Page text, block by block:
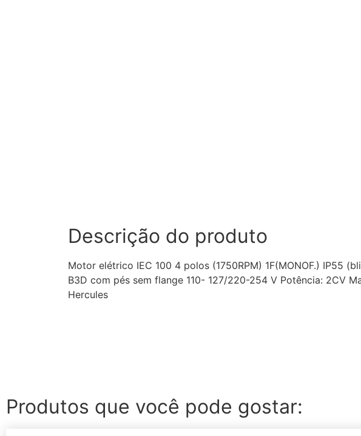
Descrição do produto
Motor elétrico IEC 100 4 polos (1750RPM) 1F(MONOF.) IP55
B3D com pés sem flange 110- 127/220-254 V Potência: 2CV
Hercules
Produtos que você pode gostar: